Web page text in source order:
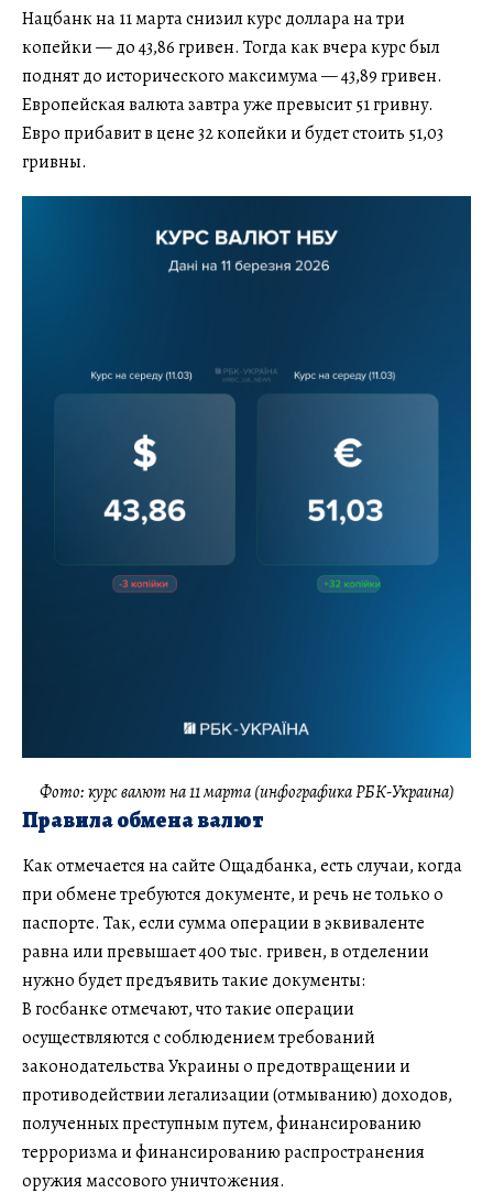
Нацбанк на 11 марта снизил курс доллара на три
копейки — до 43,86 гривен. Тогда как вчера курс был
поднят до исторического максимума — 43,89 гривен.
Европейская валюта завтра уже превысит 51 гривну.
Евро прибавит в цене 32 копейки и будет стоить 51,03
гривны.
Фото: курс валют на 11 марта (инфографика РБК-Украина)
Правила обмена валют
Как отмечается на сайте Ощадбанка, есть случаи, когда
при обмене требуются документе, и речь не только о
паспорте. Так, если сумма операции в эквиваленте
равна или превышает 400 тыс. гривен, в отделении
нужно будет предъявить такие документы:
В госбанке отмечают, что такие операции
осуществляются с соблюдением требований
законодательства Украины о предотвращении и
противодействии легализации (отмыванию) доходов,
полученных преступным путем, финансированию
терроризма и финансированию распространения
оружия массового уничтожения.